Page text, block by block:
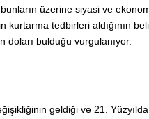
bunların üzerine siyasi ve
kurtarma tedbirleri aldığının
doları bulduğu vurgulanıyor.
geldiği ve 21.